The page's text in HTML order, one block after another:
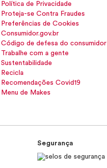
Política de Privacidade
Proteja-se Contra Fraudes
Preferências de Cookies
Consumidor.gov.br
Código de defesa do consumidor
Trabalhe com a gente
Sustentabilidade
Recicla
Recomendações Covid19
Menu de Makes
Segurança